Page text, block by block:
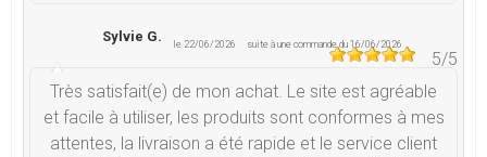
Sylvie G. le 22/06/2026 suite à une commande du 16/06/2026
5/5
Très satisfait(e) de mon achat. Le site est agréable
et facile à utiliser, les produits sont conformes à mes
attentes, la livraison a été rapide et le service client